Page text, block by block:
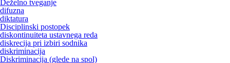
Deželno tveganje
difuzna
diktatura
Disciplinski postopek
diskontinuiteta ustavnega reda
diskrecija pri izbiri sodnika
diskriminacija
Diskriminacija (glede na spol)